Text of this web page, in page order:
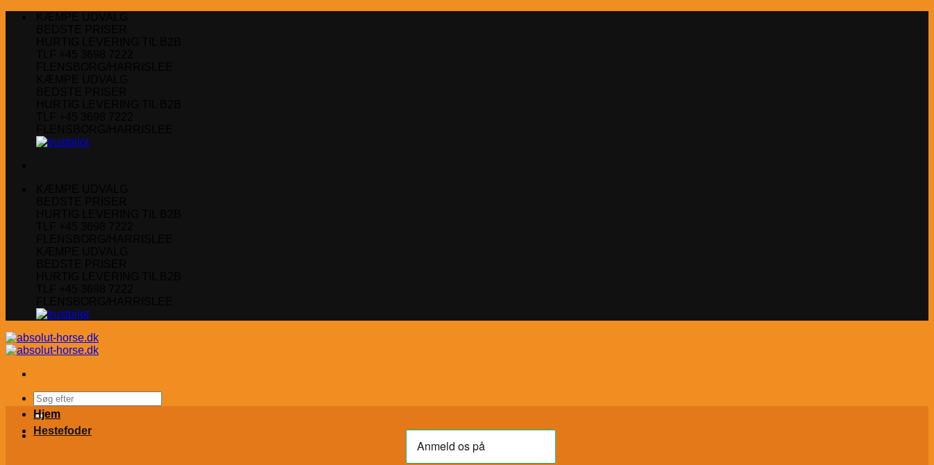
Søg
efter:
Hjem
Hestefoder